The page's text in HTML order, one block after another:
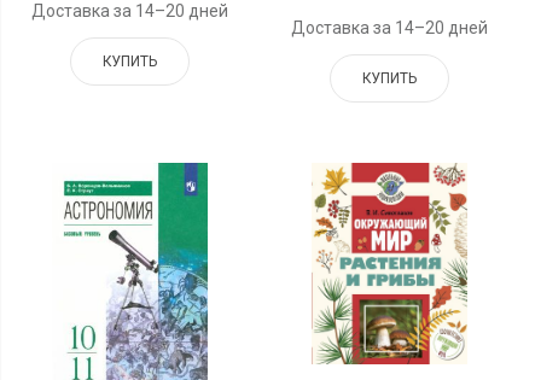
Доставка за 14–20 дней
КУПИТЬ
Доставка за 14–20 дней
КУПИТЬ